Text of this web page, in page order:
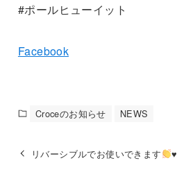
#ポールヒューイット
Facebook
Croceのお知らせ NEWS
リバーシブルでお使いできます ♥️